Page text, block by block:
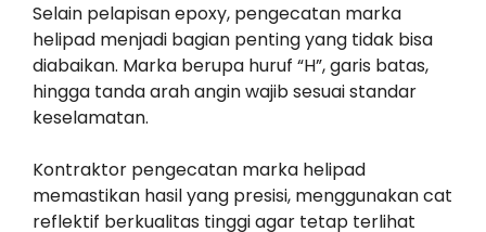
Selain pelapisan epoxy, pengecatan marka
helipad menjadi bagian penting yang tidak bisa
diabaikan. Marka berupa huruf “H”, garis batas,
hingga tanda arah angin wajib sesuai standar
keselamatan.
Kontraktor pengecatan marka helipad
memastikan hasil yang presisi, menggunakan cat
reflektif berkualitas tinggi agar tetap terlihat